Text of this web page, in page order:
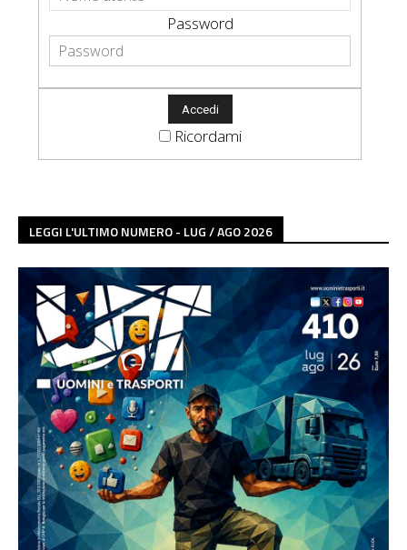
Password
Ricordami
LEGGI L'ULTIMO NUMERO - LUG / AGO 2026